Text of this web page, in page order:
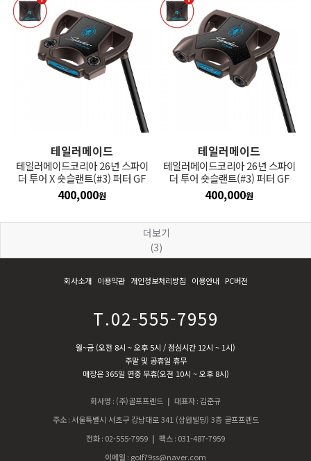
테일러메이드
테일러메이드코리아 26년 스파이
더 투어 X 숏슬랜트(#3) 퍼터 GF
400,000원
테일러메이드
테일러메이드코리아 26년 스파이
더 투어 숏슬랜트(#3) 퍼터 GF
400,000원
더보기
(3)
회사소개 이용약관 개인정보처리방침 이용안내 PC버전
T.02-555-7959
월~금 (오전 8시 ~ 오후 5시 / 점심시간 12시 ~ 1시)
주말 및 공휴일 휴무
매장은 365일 연중 무휴(오전 10시 ~ 오후 8시)
회사명 : (주)골프프렌드 | 대표자: 김준규
주소 : 서울특별시 서초구 강남대로 341 (삼원빌딩) 3층 골프프렌드
전화: 02-555-7959 | 팩스: 031-487-7959
이메일 : golf79ss@naver.com